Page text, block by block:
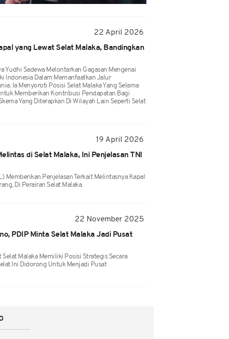
22 April 2026
yang Lewat Selat Malaka, Bandingkan
Yudhi Sadewa Melontarkan Gagasan Mengenai
Indonesia Dalam Memanfaatkan Jalur
Ia Menyoroti Posisi Selat Malaka Yang Selama
Memberikan Kontribusi Pendapatan Bagi
Yang Diterapkan Di Wilayah Lain Seperti Selat
19 April 2026
di Selat Malaka, Ini Penjelasan TNI
Memberikan Penjelasan Terkait Melintasnya Kapal
Di Perairan Selat Malaka.
22 November 2025
PDIP Minta Selat Malaka Jadi Pusat
Malaka Memiliki Posisi Strategis Secara
Ini Didorong Untuk Menjadi Pusat